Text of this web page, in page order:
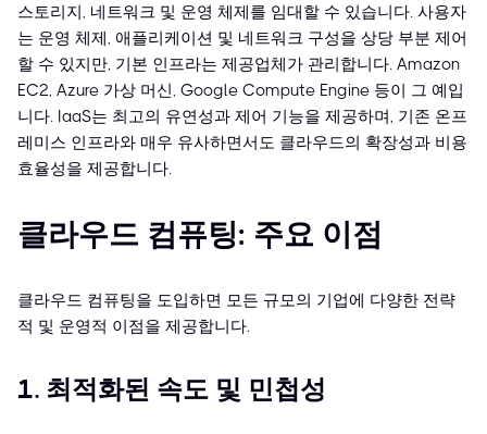
스토리지, 네트워크 및 운영 체제를 임대할 수 있습니다. 사용자
는 운영 체제, 애플리케이션 및 네트워크 구성을 상당 부분 제어
할 수 있지만, 기본 인프라는 제공업체가 관리합니다. Amazon
EC2, Azure 가상 머신, Google Compute Engine 등이 그 예입
니다. IaaS는 최고의 유연성과 제어 기능을 제공하며, 기존 온프
레미스 인프라와 매우 유사하면서도 클라우드의 확장성과 비용
효율성을 제공합니다.
클라우드 컴퓨팅: 주요 이점
클라우드 컴퓨팅을 도입하면 모든 규모의 기업에 다양한 전략
적 및 운영적 이점을 제공합니다.
1. 최적화된 속도 및 민첩성